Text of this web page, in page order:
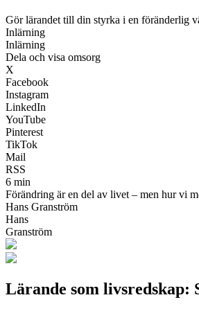
Gör lärandet till din styrka i en föränderlig
Inlärning
Inlärning
Dela och visa omsorg
X
Facebook
Instagram
LinkedIn
YouTube
Pinterest
TikTok
Mail
RSS
6 min
Förändring är en del av livet – men hur vi
Hans Granström
Hans
Granström
Lärande som